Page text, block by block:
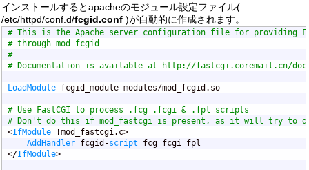
インストールするとapacheのモジュール設定ファイル(
/etc/httpd/conf.d/fcgid.conf )が自動的に作成されます。
# This is the Apache server configuration file for providing
# through mod_fcgid
#
# Documentation is available at http://fastcgi.coremail.cn/
LoadModule fcgid_module modules/mod_fcgid.so
# Use FastCGI to process .fcg .fcgi & .fpl scripts
# Don't do this if mod_fastcgi is present, as it will try to do
<IfModule !mod_fastcgi.c>
AddHandler fcgid-script fcg fcgi fpl
</IfModule>